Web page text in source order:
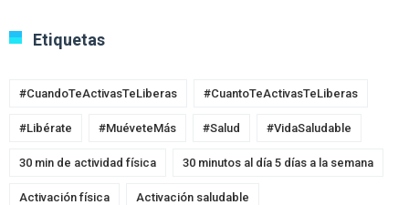
Etiquetas
#CuandoTeActivasTeLiberas #CuantoTeActivasTeLiberas
#Libérate #MuéveteMás #Salud #VidaSaludable
30 min de actividad física 30 minutos al día 5 días a la semana
Activación física Activación saludable